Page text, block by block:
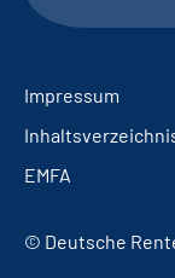
Impressum
EMFA
© Deutsche